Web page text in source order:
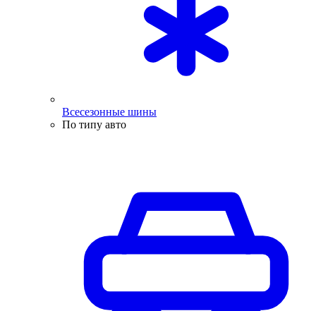
Всесезонные шины
По типу авто